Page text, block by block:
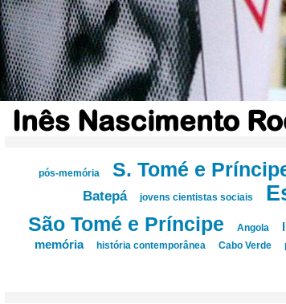
Inês Nascimento
pós-memória S. Tomé e
Batepá jovens cientistas sociais
São Tomé e Príncipe Angola
memória história contemporânea Cabo Verde